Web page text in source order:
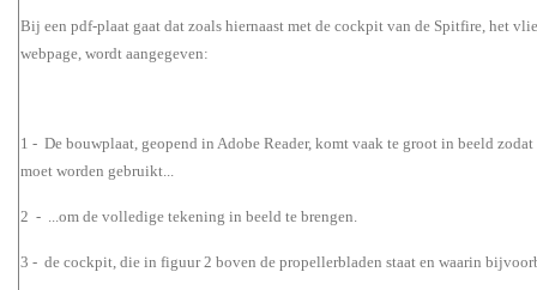
Bij een pdf-plaat gaat dat zoals hiernaast met de cockpit van de Spitfire, het
webpage, wordt aangegeven:
1 - De bouwplaat, geopend in Adobe Reader, komt vaak te groot in beeld
moet worden gebruikt...
2 - ...om de volledige tekening in beeld te brengen.
3 - de cockpit, die in figuur 2 boven de propellerbladen staat en waarin